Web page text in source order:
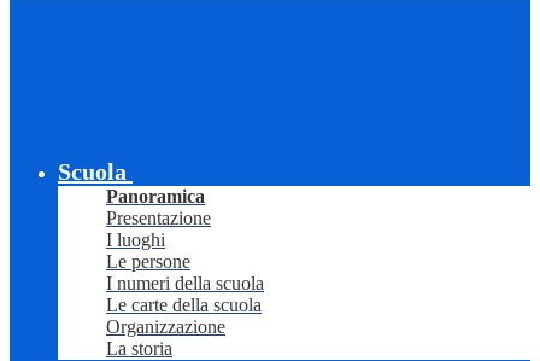
Scuola
Panoramica
Presentazione
I luoghi
Le persone
I numeri della scuola
Le carte della scuola
Organizzazione
La storia